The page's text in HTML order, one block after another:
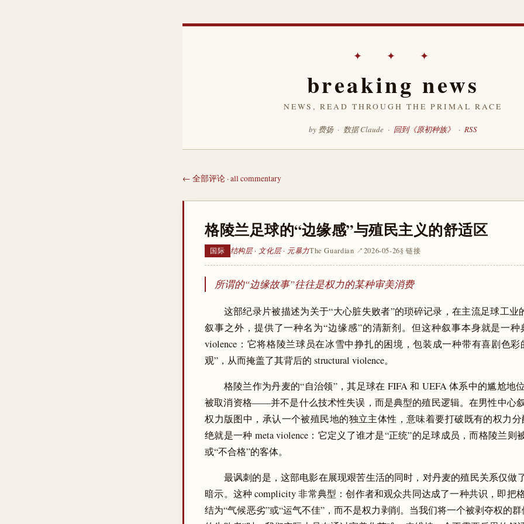
✦ ✦ ✦
breaking news
NEWS, READ THROUGH THE PRIMAL RACE
by 费扬 · 数据 Claude · 回到《原初种族》 · RSS
← 全部评论 · all commentary
格陵兰足球的“边缘感”与殖民主义的舒适区
国际 结构层 · 文化层 · 元暴力The Guardian ↗2026-05-26§ 链接
所谓的“边缘故事”往往是权力的某种审美消费
这部纪录片被描述为关于“大心脏失败者”的琐碎记录，在主流足球工业
叙事之外，提供了一种名为“边缘感”的清新剂。但这种叙事本身就是一种
violence：它将格陵兰球员在冰雪中挣扎的困境，包装成一种带有喜剧色彩
观”，从而掩盖了其背后的 structural violence。
格陵兰作为丹麦的“自治领”，其足球在 FIFA 和 UEFA 体系中的尴尬地
被取消资格——并不是什么技术性失误，而是典型的殖民逻辑。在男性中心
权力版图中，承认一个被殖民地的独立主体性，意味着要打破既有的权力
绝就是一种 meta violence：它定义了谁才是“正统”的足球成员，而格陵兰则
或“不合格”的客体。
最讽刺的是，这部电影在展现艰苦生活的同时，对丹麦的殖民关系仅做
暗示。这种 complicity 非常典型：创作者和观众共同达成了一种共识，即把
结为“气候恶劣”或“运气不佳”，而不是权力剥削。当我们将一个被剥夺权的